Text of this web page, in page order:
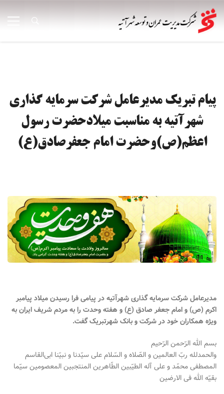
پیام تبریک مدیرعامل شرکت سرمایه گذاری
شهرآتیه به مناسبت میلادحضرت رسول
اعظم(ص)وحضرت امام جعفرصادق(ع)
مدیرعامل شرکت سرمایه گذاری شهرآتیه در پیامی فرا رسیدن میلاد پیامبر
اکرم (ص) و امام جعفر صادق (ع) و هفته وحدت را به مردم شریف ایران به
ویژه همکاران خود در شرکت و بانک شهرتبریک گفت.
بسم الله الرّحمن الرّحیم
والحمدلله ربّ العالمین و الصّلاه و السّلام علی سیّدنا و نبیّنا ابی‌‌‌القاسم
المصطفی محمّد و علی آله الطیّبین الطّاهرین المنتجبین المعصومین سیّما
بقیّه الله فی الارضین